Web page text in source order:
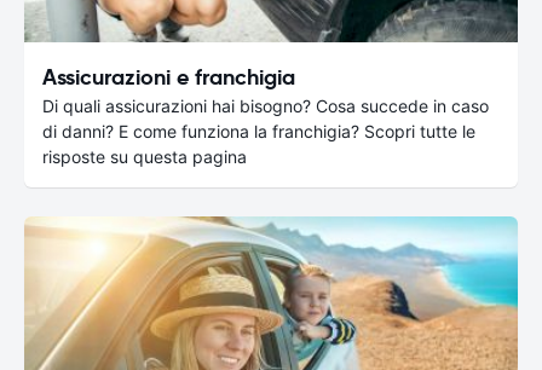
Assicurazioni e franchigia
Di quali assicurazioni hai bisogno? Cosa succede in caso
di danni? E come funziona la franchigia? Scopri tutte le
risposte su questa pagina